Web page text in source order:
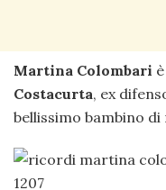
Martina Colombari
Costacurta, ex
bellissimo bambino di